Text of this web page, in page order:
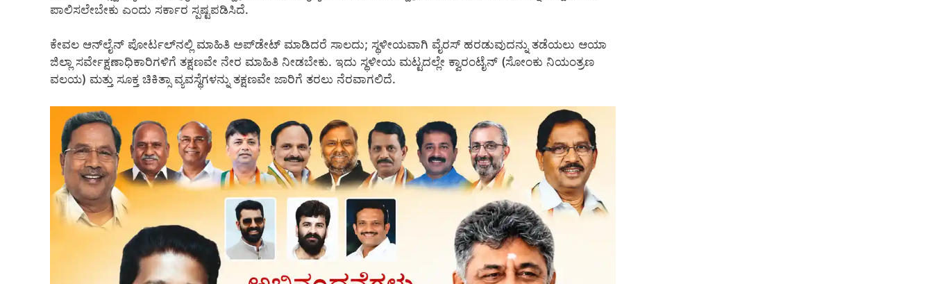
ಪಾಲಿಸಲೇಬೇಕು ಎಂದು ಸರ್ಕಾರ ಸ್ಪಷ್ಟಪಡಿಸಿದೆ.
ಕೇವಲ ಆನ್‌ಲೈನ್ ಪೋರ್ಟಲ್‌ನಲ್ಲಿ ಮಾಹಿತಿ ಅಪ್‌ಡೇಟ್ ಮಾಡಿದರೆ ಸಾಲದು; ಸ್ಥಳೀಯವಾಗಿ ವೈರಸ್ ಹರಡುವುದನ್ನು ತಡೆಯಲು ಆಯಾ
ಜಿಲ್ಲಾ ಸರ್ವೇಕ್ಷಣಾಧಿಕಾರಿಗಳಿಗೆ ತಕ್ಷಣವೇ ನೇರ ಮಾಹಿತಿ ನೀಡಬೇಕು. ಇದು ಸ್ಥಳೀಯ ಮಟ್ಟದಲ್ಲೇ ಕ್ವಾರಂಟೈನ್ (ಸೋಂಕು ನಿಯಂತ್ರಣ
ವಲಯ) ಮತ್ತು ಸೂಕ್ತ ಚಿಕಿತ್ಸಾ ವ್ಯವಸ್ಥೆಗಳನ್ನು ತಕ್ಷಣವೇ ಜಾರಿಗೆ ತರಲು ನೆರವಾಗಲಿದೆ.